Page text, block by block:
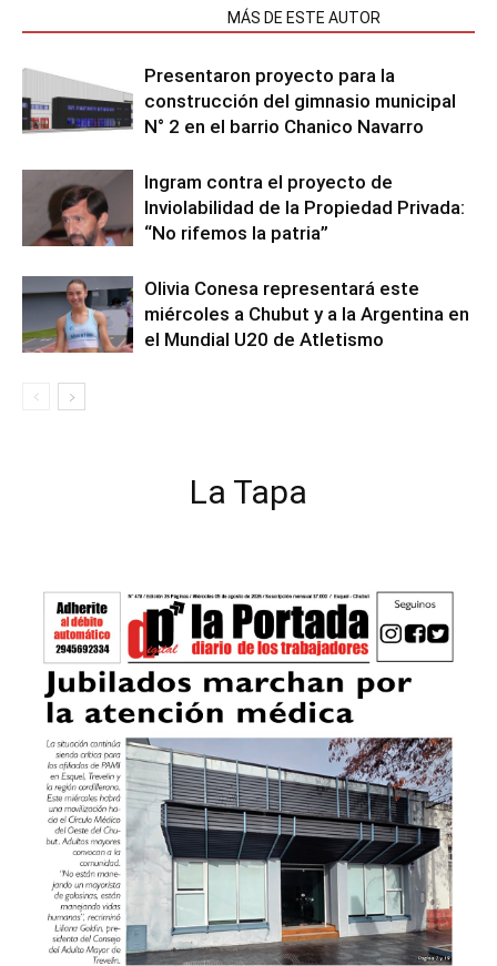
MÁS DE ESTE AUTOR
Presentaron proyecto para la
construcción del gimnasio municipal
N° 2 en el barrio Chanico Navarro
Ingram contra el proyecto de
Inviolabilidad de la Propiedad Privada:
“No rifemos la patria”
Olivia Conesa representará este
miércoles a Chubut y a la Argentina en
el Mundial U20 de Atletismo
La Tapa